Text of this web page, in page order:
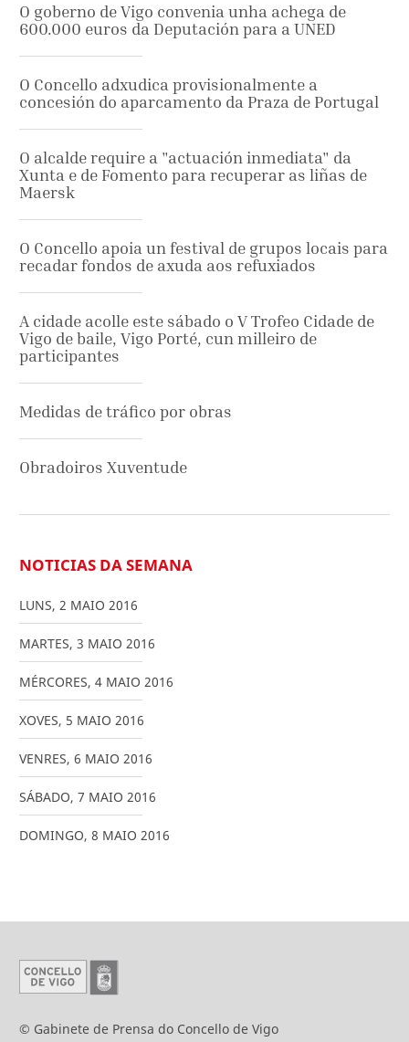
O goberno de Vigo convenia unha achega de
600.000 euros da Deputación para a UNED
O Concello adxudica provisionalmente a
concesión do aparcamento da Praza de Portugal
O alcalde require a "actuación inmediata" da
Xunta e de Fomento para recuperar as liñas de
Maersk
O Concello apoia un festival de grupos locais para
recadar fondos de axuda aos refuxiados
A cidade acolle este sábado o V Trofeo Cidade de
Vigo de baile, Vigo Porté, cun milleiro de
participantes
Medidas de tráfico por obras
Obradoiros Xuventude
NOTICIAS DA SEMANA
LUNS, 2 MAIO 2016
MARTES, 3 MAIO 2016
MÉRCORES, 4 MAIO 2016
XOVES, 5 MAIO 2016
VENRES, 6 MAIO 2016
SÁBADO, 7 MAIO 2016
DOMINGO, 8 MAIO 2016
© Gabinete de Prensa do Concello de Vigo